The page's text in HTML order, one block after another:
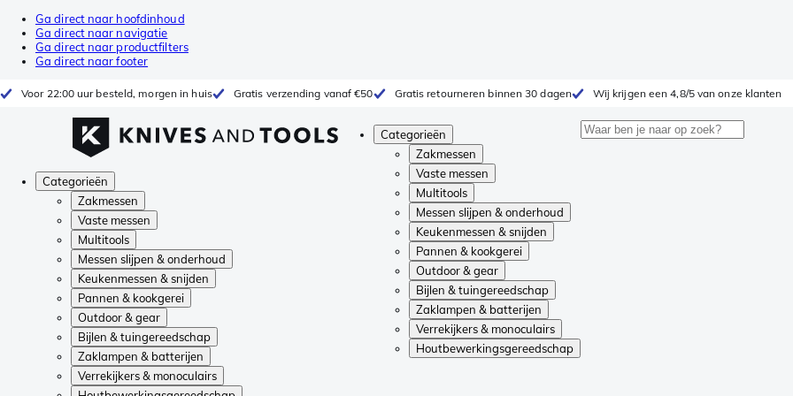
Ga direct naar hoofdinhoud
Ga direct naar navigatie
Ga direct naar productfilters
Ga direct naar footer
Voor 22:00 uur besteld, morgen in huis Gratis verzending vanaf €50 Gratis retourneren binnen 30 dagen Wij krijgen een 4,8/5 van onze klanten
Categorieën
Zakmessen
Vaste messen
Multitools
Messen slijpen & onderhoud
Keukenmessen & snijden
Pannen & kookgerei
Outdoor & gear
Bijlen & tuingereedschap
Zaklampen & batterijen
Verrekijkers & monoculairs
Houtbewerkingsgereedschap
Categorieën
Zakmessen
Vaste messen
Multitools
Messen slijpen & onderhoud
Keukenmessen & snijden
Pannen & kookgerei
Outdoor & gear
Bijlen & tuingereedschap
Zaklampen & batterijen
Verrekijkers & monoculairs